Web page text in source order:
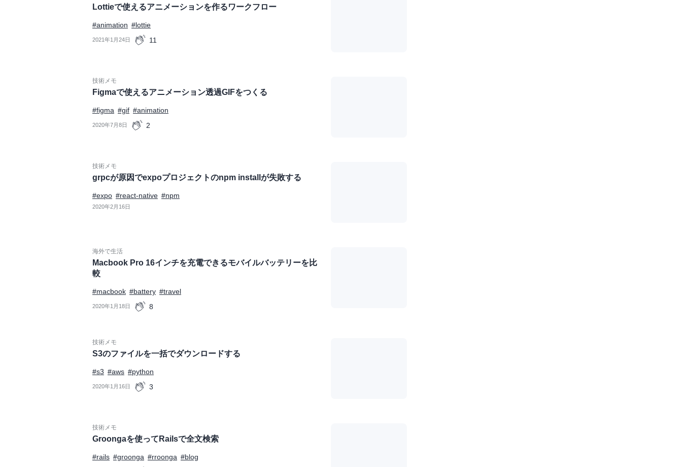
Lottieで使えるアニメーションを作るワークフロー
#animation #lottie
2021年1月24日 11
技術メモ
Figmaで使えるアニメーション透過GIFをつくる
#figma #gif #animation
2020年7月8日 2
技術メモ
grpcが原因でexpoプロジェクトのnpm installが失敗する
#expo #react-native #npm
2020年2月16日
海外で生活
Macbook Pro 16インチを充電できるモバイルバッテリーを比
較
#macbook #battery #travel
2020年1月18日 8
技術メモ
S3のファイルを一括でダウンロードする
#s3 #aws #python
2020年1月16日 3
技術メモ
Groongaを使ってRailsで全文検索
#rails #groonga #rroonga #blog